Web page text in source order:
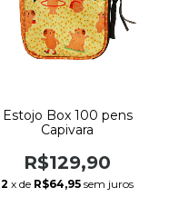
Estojo Box 100 pens
Capivara
R$129,90
2 x de R$64,95 sem juros